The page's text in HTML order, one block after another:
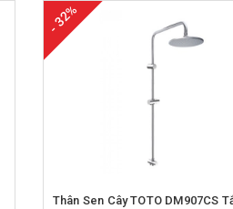
- 32%
Thân Sen Cây TOTO DM907CS